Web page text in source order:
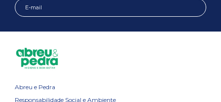
Abreu e Pedra
Responsabilidade Social e Ambiente